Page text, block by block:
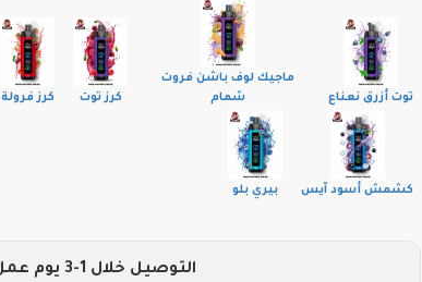
توت أزرق نعناع
ماجيك لوف باشن فروت
شمام
كرز توت كرز فرولة
كشمش أسود آيس بيري بلو
التوصيل خلال 1-3 يوم عمل